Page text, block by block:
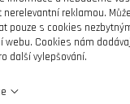
ks
nerelevantní reklamou.
pouze s cookies
webu. Cookies nám
další vylepšování.